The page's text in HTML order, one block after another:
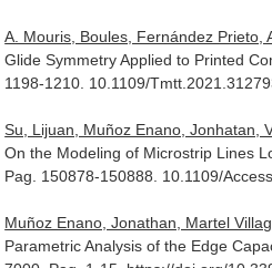
A. Mouris, Boules, Fernández Prieto,
Glide Symmetry Applied to Printed
1198-1210. 10.1109/
Su, Lijuan, Muñoz Enano, Jonhatan,
On the Modeling of Microstrip Lines
Pag. 150878-150888. 10.1109/
Muñoz Enano, Jonathan, Martel
Parametric Analysis of the Edge